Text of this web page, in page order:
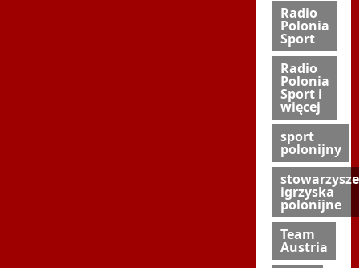
Radio
Polonia
Sport
Radio
Polonia
Sport i
więcej
sport
polonijny
igrzyska
polonijne
Team
Austria